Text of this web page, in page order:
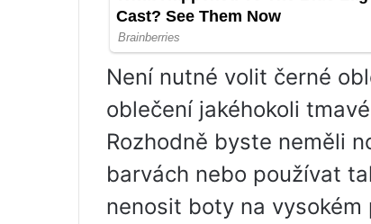
Není nutné volit černé
oblečení jakéhokoli
Rozhodně byste neměli
barvách nebo používat
nenosit boty na